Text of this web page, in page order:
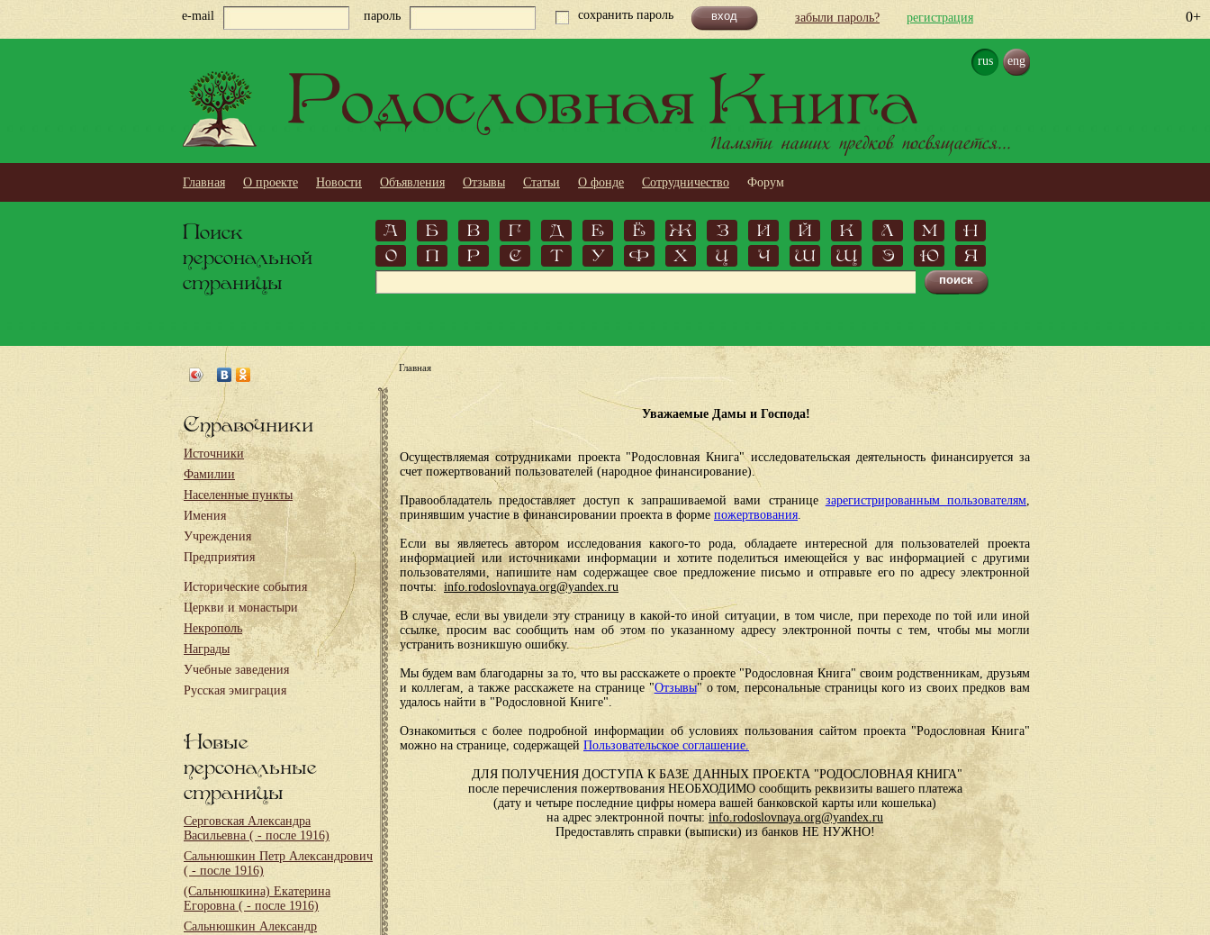
0+
e-mail пароль сохранить пароль забыли пароль? регистрация
rus eng
Родословная Книга
Памяти наших предков посвящается...
Главная О проекте Новости Объявления Отзывы Статьи О фонде Сотрудничество Форум
Поиск
персональной
страницы
А Б В Г Д Е Ё Ж З И Й К Л М
Н
О
П Р С Т У Ф Х Ц Ч Ш Щ Э Ю Я
Справочники
Источники
Фамилии
Населенные пункты
Имения
Учреждения
Предприятия
Исторические события
Церкви и монастыри
Некрополь
Награды
Учебные заведения
Русская эмиграция
Новые
персональные
страницы
Серговская Александра
Васильевна ( - после 1916)
Сальнюшкин Петр Александрович
( - после 1916)
(Сальнюшкина) Екатерина
Егоровна ( - после 1916)
Сальнюшкин Александр
Главная
Уважаемые Дамы и Господа!
Осуществляемая сотрудниками проекта "Родословная Книга" исследовательская деятельность финансируется за
счет пожертвований пользователей (народное финансирование).
Правообладатель предоставляет доступ к запрашиваемой вами странице зарегистрированным пользователям,
принявшим участие в финансировании проекта в форме пожертвования.
Если вы являетесь автором исследования какого-то рода, обладаете интересной для пользователей проекта
информацией или источниками информации и хотите поделиться имеющейся у вас информацией с другими
пользователями, напишите нам содержащее свое предложение письмо и отправьте его по адресу электронной
почты: info.rodoslovnaya.org@yandex.ru
В случае, если вы увидели эту страницу в какой-то иной ситуации, в том числе, при переходе по той или иной
ссылке, просим вас сообщить нам об этом по указанному адресу электронной почты с тем, чтобы мы могли
устранить возникшую ошибку.
Мы будем вам благодарны за то, что вы расскажете о проекте "Родословная Книга" своим родственникам, друзьям
и коллегам, а также расскажете на странице "Отзывы" о том, персональные страницы кого из своих предков вам
удалось найти в "Родословной Книге".
Ознакомиться с более подробной информации об условиях пользования сайтом проекта "Родословная Книга"
можно на странице, содержащей Пользовательское соглашение.
ДЛЯ ПОЛУЧЕНИЯ ДОСТУПА К БАЗЕ ДАННЫХ ПРОЕКТА "РОДОСЛОВНАЯ КНИГА"
после перечисления пожертвования НЕОБХОДИМО сообщить реквизиты вашего платежа
(дату и четыре последние цифры номера вашей банковской карты или кошелька)
на адрес электронной почты: info.rodoslovnaya.org@yandex.ru
Предоставлять справки (выписки) из банков НЕ НУЖНО!